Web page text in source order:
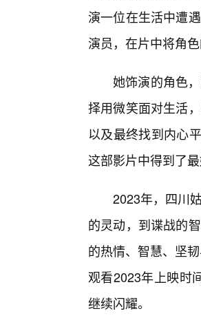
演一位在生活中遭
演员，在片中将角
她饰演的角色
择用微笑面对生活
以及最终找到内心
这部影片中得到了
2023年，四川
的灵动，到谍战的
的热情、智慧、坚
观看2023年上映时
继续闪耀。